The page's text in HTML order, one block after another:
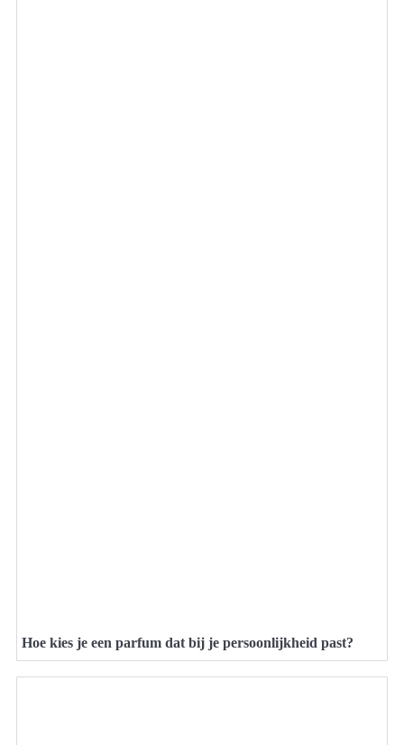
Hoe kies je een parfum dat bij je persoonlijkheid past?